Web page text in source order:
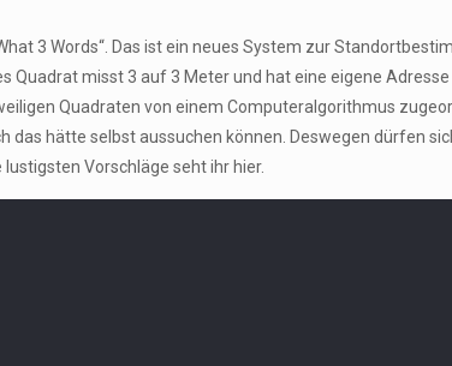
3 Words“. Das ist ein neues System zur
Quadrat misst 3 auf 3 Meter und hat eine eigene
Quadraten von einem Computeralgorithmus
hätte selbst aussuchen können. Deswegen dürfen
Vorschläge seht ihr hier.